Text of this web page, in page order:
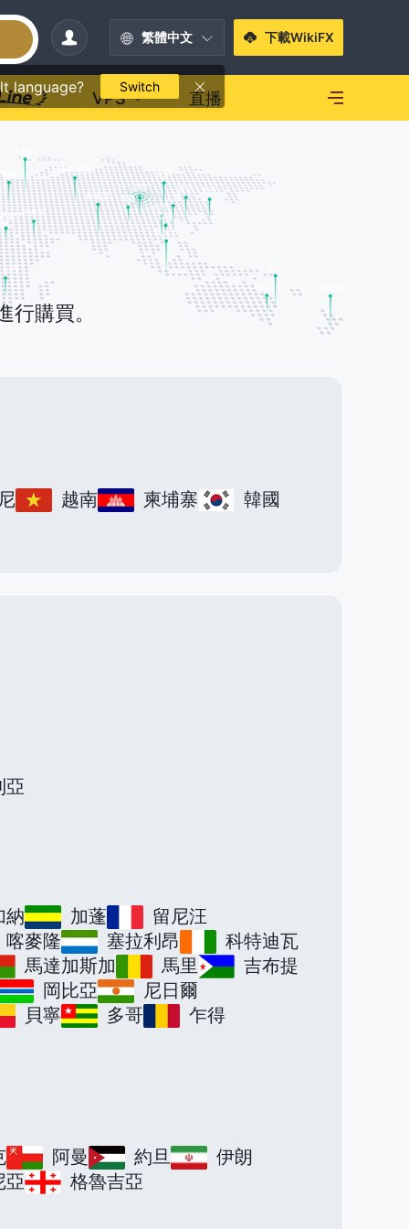
繁體中文
language? Switch
下載WikiFX
VPS 直播
購買。
越南 柬埔寨 韓國
亞
納 加蓬
留尼汪
喀麥隆
塞拉利昂
科特迪瓦
馬達加斯加
馬里
吉布提
岡比亞
尼日爾
貝寧
多哥 乍得
阿曼 約旦
伊朗
亞
格魯吉亞